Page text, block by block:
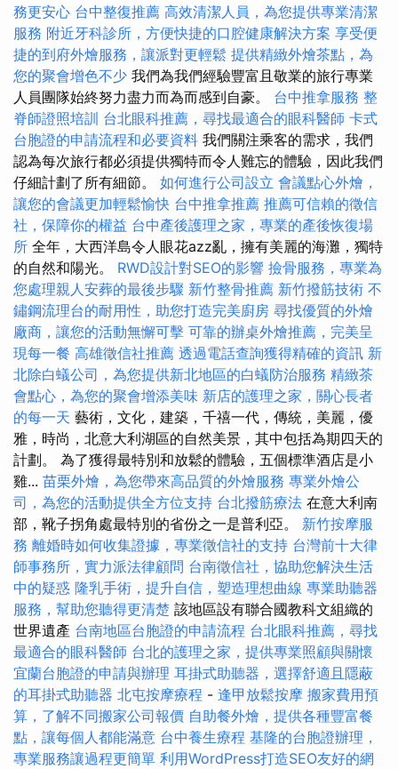
務更安心 台中整復推薦 高效清潔人員，為您提供專業清潔
服務 附近牙科診所，方便快捷的口腔健康解決方案 享受便
捷的到府外燴服務，讓派對更輕鬆 提供精緻外燴茶點，為
您的聚會增色不少 我們為我們經驗豐富且敬業的旅行專業
人員團隊始終努力盡力而為而感到自豪。 台中推拿服務 整
脊師證照培訓 台北眼科推薦，尋找最適合的眼科醫師 卡式
台胞證的申請流程和必要資料 我們關注乘客的需求，我們
認為每次旅行都必須提供獨特而令人難忘的體驗，因此我們
仔細計劃了所有細節。 如何進行公司設立 會議點心外燴，
讓您的會議更加輕鬆愉快 台中推拿推薦 推薦可信賴的徵信
社，保障你的權益 台中產後護理之家，專業的產後恢復場
所 全年，大西洋島令人眼花azz亂，擁有美麗的海灘，獨特
的自然和陽光。 RWD設計對SEO的影響 撿骨服務，專業為
您處理親人安葬的最後步驟 新竹整骨推薦 新竹撥筋技術 不
鏽鋼流理台的耐用性，助您打造完美廚房 尋找優質的外燴
廠商，讓您的活動無懈可擊 可靠的辦桌外燴推薦，完美呈
現每一餐 高雄徵信社推薦 透過電話查詢獲得精確的資訊 新
北除白蟻公司，為您提供新北地區的白蟻防治服務 精緻茶
會點心，為您的聚會增添美味 新店的護理之家，關心長者
的每一天 藝術，文化，建築，千禧一代，傳統，美麗，優
雅，時尚，北意大利湖區的自然美景，其中包括為期四天的
計劃。 為了獲得最特別和放鬆的體驗，五個標準酒店是小
雞... 苗栗外燴，為您帶來高品質的外燴服務 專業外燴公
司，為您的活動提供全方位支持 台北撥筋療法 在意大利南
部，靴子拐角處最特別的省份之一是普利亞。 新竹按摩服
務 離婚時如何收集證據，專業徵信社的支持 台灣前十大律
師事務所，實力派法律顧問 台南徵信社，協助您解決生活
中的疑惑 隆乳手術，提升自信，塑造理想曲線 專業助聽器
服務，幫助您聽得更清楚 該地區設有聯合國教科文組織的
世界遺產 台南地區台胞證的申請流程 台北眼科推薦，尋找
最適合的眼科醫師 台北的護理之家，提供專業照顧與關懷
宜蘭台胞證的申請與辦理 耳掛式助聽器，選擇舒適且隱蔽
的耳掛式助聽器 北屯按摩療程 - 逢甲放鬆按摩 搬家費用預
算，了解不同搬家公司報價 自助餐外燴，提供各種豐富餐
點，讓每個人都能滿意 台中養生療程 基隆的台胞證辦理，
專業服務讓過程更簡單 利用WordPress打造SEO友好的網